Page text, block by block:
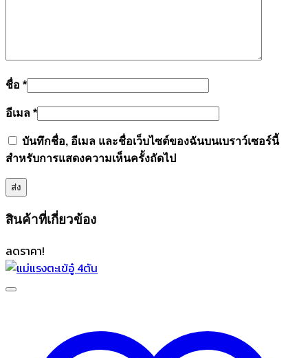
ชื่อ *
อีเมล *
บันทึกชื่อ, อีเมล และชื่อเว็บไซต์ของฉันบนเบราว์เซอร์นี้
สำหรับการแสดงความเห็นครั้งถัดไป
สินค้าที่เกี่ยวข้อง
ลดราคา!